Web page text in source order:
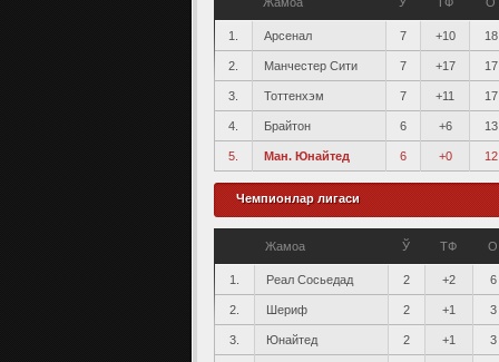
1. Арсенал 7 +10 18
2. Манчестер Сити 7 +17 17
3. Тоттенхэм 7 +11 17
4. Брайтон 6 +6 13
5. Ман. Юнайтед 6 +0 12
Чемпионлар лигаси
Жамоа Ў ТФ О
1. Реал Сосьедад 2 +2 6
2. Шериф 2 +1 3
3. Юнайтед 2 +1 3